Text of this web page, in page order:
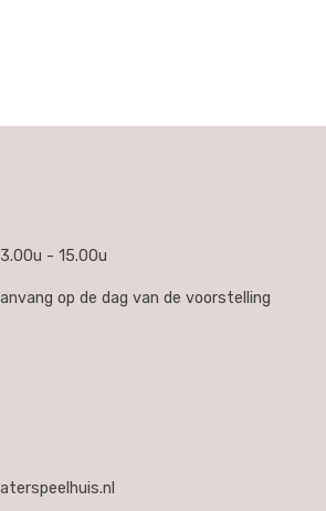
- 15.00u
op de dag van de voorstelling